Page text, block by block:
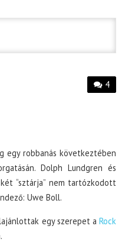
4
egy robbanás következtében
Dolph Lundgren és
“sztárja” nem tartózkodott
Uwe Boll.
egy szerepet aRock